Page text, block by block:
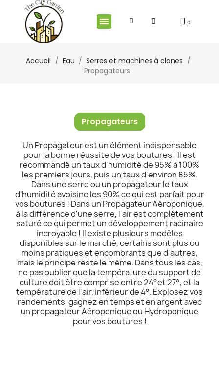
Accueil Eau
Serres et machines à clones
Propagateurs
Propagateurs
Un Propagateur est un élément indispensable
pour la bonne réussite de vos boutures ! Il est
recommandé un taux d'humidité de 95% à 100%
les premiers jours, puis un taux d'environ 85%.
Dans une serre ou un propagateur le taux
d'humidité avoisine les 90% ce qui est parfait pour
vos boutures ! Dans un Propagateur Aéroponique,
à la différence d'une serre, l'air est complétement
saturé ce qui permet un développement racinaire
incroyable ! Il existe plusieurs modèles
disponibles sur le marché, certains sont plus ou
moins pratiques et encombrants que d'autres,
mais le principe reste le même. Dans tous les cas,
ne pas oublier que la température du support de
culture doit être comprise entre 24°et 27°, et la
température de l'air, inférieur de 4°. Explosez vos
rendements, gagnez en temps et en argent avec
un propagateur Aéroponique ou Hydroponique
pour vos boutures !